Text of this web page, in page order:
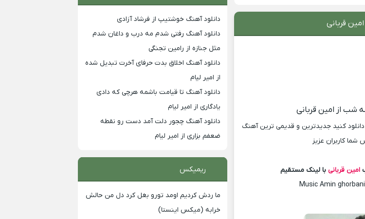
قربانی
شب از امین قربانی
دانلود کنید جدیدترین و قدیمی ترین آهنگ
شما کاربران عزیز
امین قربانی با لینک مستقیم
Music Amin
دانلود آهنگ خوشتیپ از فرشاد آزادی
دانلود آهنگ رفتی شدم مه درب و داغان شدم
مثل جنازه از رامین تجنگی
دانلود آهنگ اخلاق بدت حرفای آخرت تبدیل شده
از امیر لیام
دانلود آهنگ تا قیامت باشمه هرچی که دادی
یادگاری از امیر لیام
دانلود آهنگ چجور دلت آمد دست رو نقطه
ضعفم بزاری از امیر لیام
ریمیکس
ما ردش کردیم اومد تورو بغل کرد دل من حالش
خرابه (میکس اینستا)